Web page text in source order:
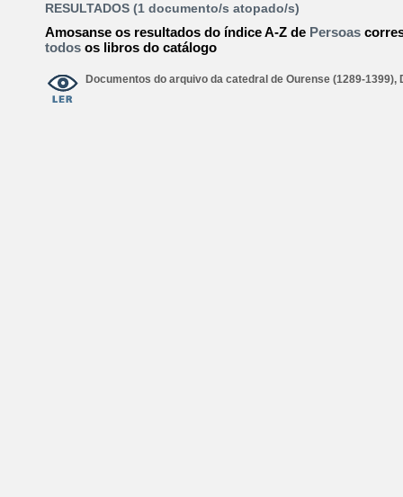
RESULTADOS (1 documento/s atopado/s)
Amosanse os resultados do índice A-Z de Persoas
todos os libros do catálogo
Documentos do arquivo da catedral de Ourense (1289-1399),